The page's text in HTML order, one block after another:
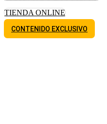
TIENDA ONLINE
CONTENIDO EXCLUSIVO